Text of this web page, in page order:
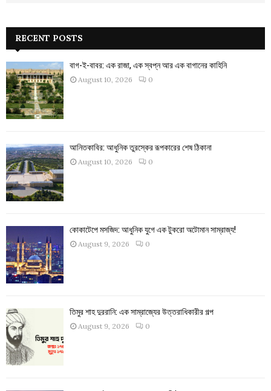
RECENT POSTS
বাগ-ই-বাবর: এক রাজা, এক স্বপ্ন আর এক বাগানের কাহিনি
August 10, 2026 0
আনিতকাবির: আধুনিক তুরস্কের রূপকারের শেষ ঠিকানা
August 10, 2026 0
কোকাটেপে মসজিদ: আধুনিক যুগে এক টুকরো অটোমান সাম্রাজ্য!
August 9, 2026 0
তিমুর শাহ দুররানি: এক সাম্রাজ্যের উত্তরাধিকারীর গল্প
August 9, 2026 0